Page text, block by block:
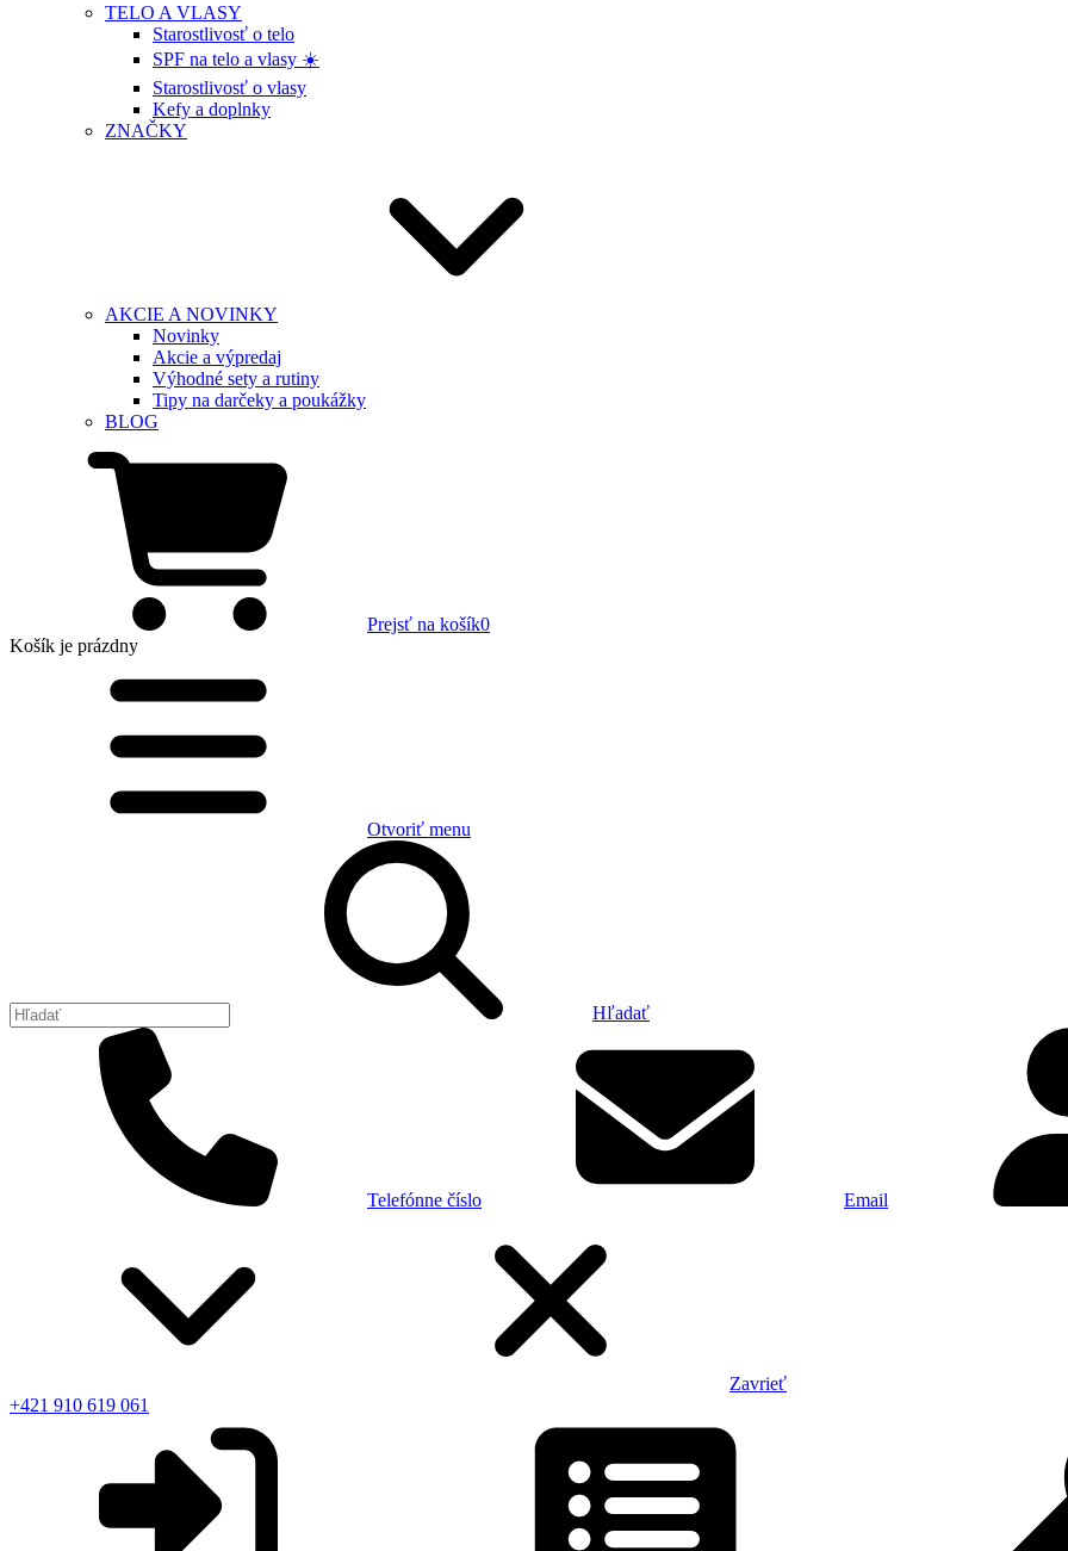
TELO A VLASY
Starostlivosť o telo
SPF na telo a vlasy ☀️
Starostlivosť o vlasy
Kefy a doplnky
ZNAČKY
AKCIE A NOVINKY
Novinky
Akcie a výpredaj
Výhodné sety a rutiny
Tipy na darčeky a poukážky
BLOG
Prejsť na košík0
Košík je prázdny
Otvoriť menu
Hľadať
Telefónne číslo Email
Zavrieť
+421 910 619 061